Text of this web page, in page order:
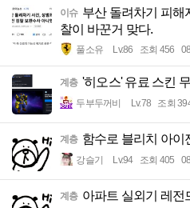
이슈 부산 돌려차기 피해
찰이 바꾼거 맞다.
풀소유 Lv.86 조회 456
계층 '히오스' 유료 스킨
두부두꺼비 Lv.78 조회
계층 함수로 블리치 아이
강슬기 Lv.94 조회 405
계층 아파트 실외기 레전